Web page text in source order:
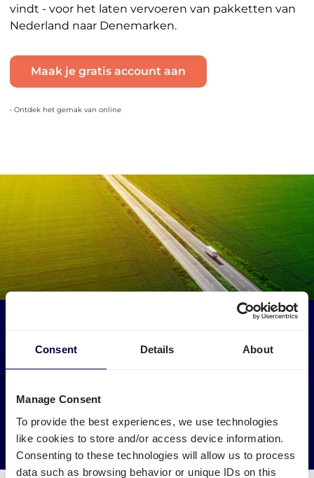
Consent Details About
Manage Consent
To provide the best experiences, we use technologies
like cookies to store and/or access device information.
Consenting to these technologies will allow us to process
data such as browsing behavior or unique IDs on this
vindt - voor het laten vervoeren van pakketten van
Nederland naar Denemarken.
Maak je gratis account aan
• Ontdek het gemak van online
Laat je pakketten naar Denemarken ophalen door
→ Ga van start
Verminder je CO2 uitstoot